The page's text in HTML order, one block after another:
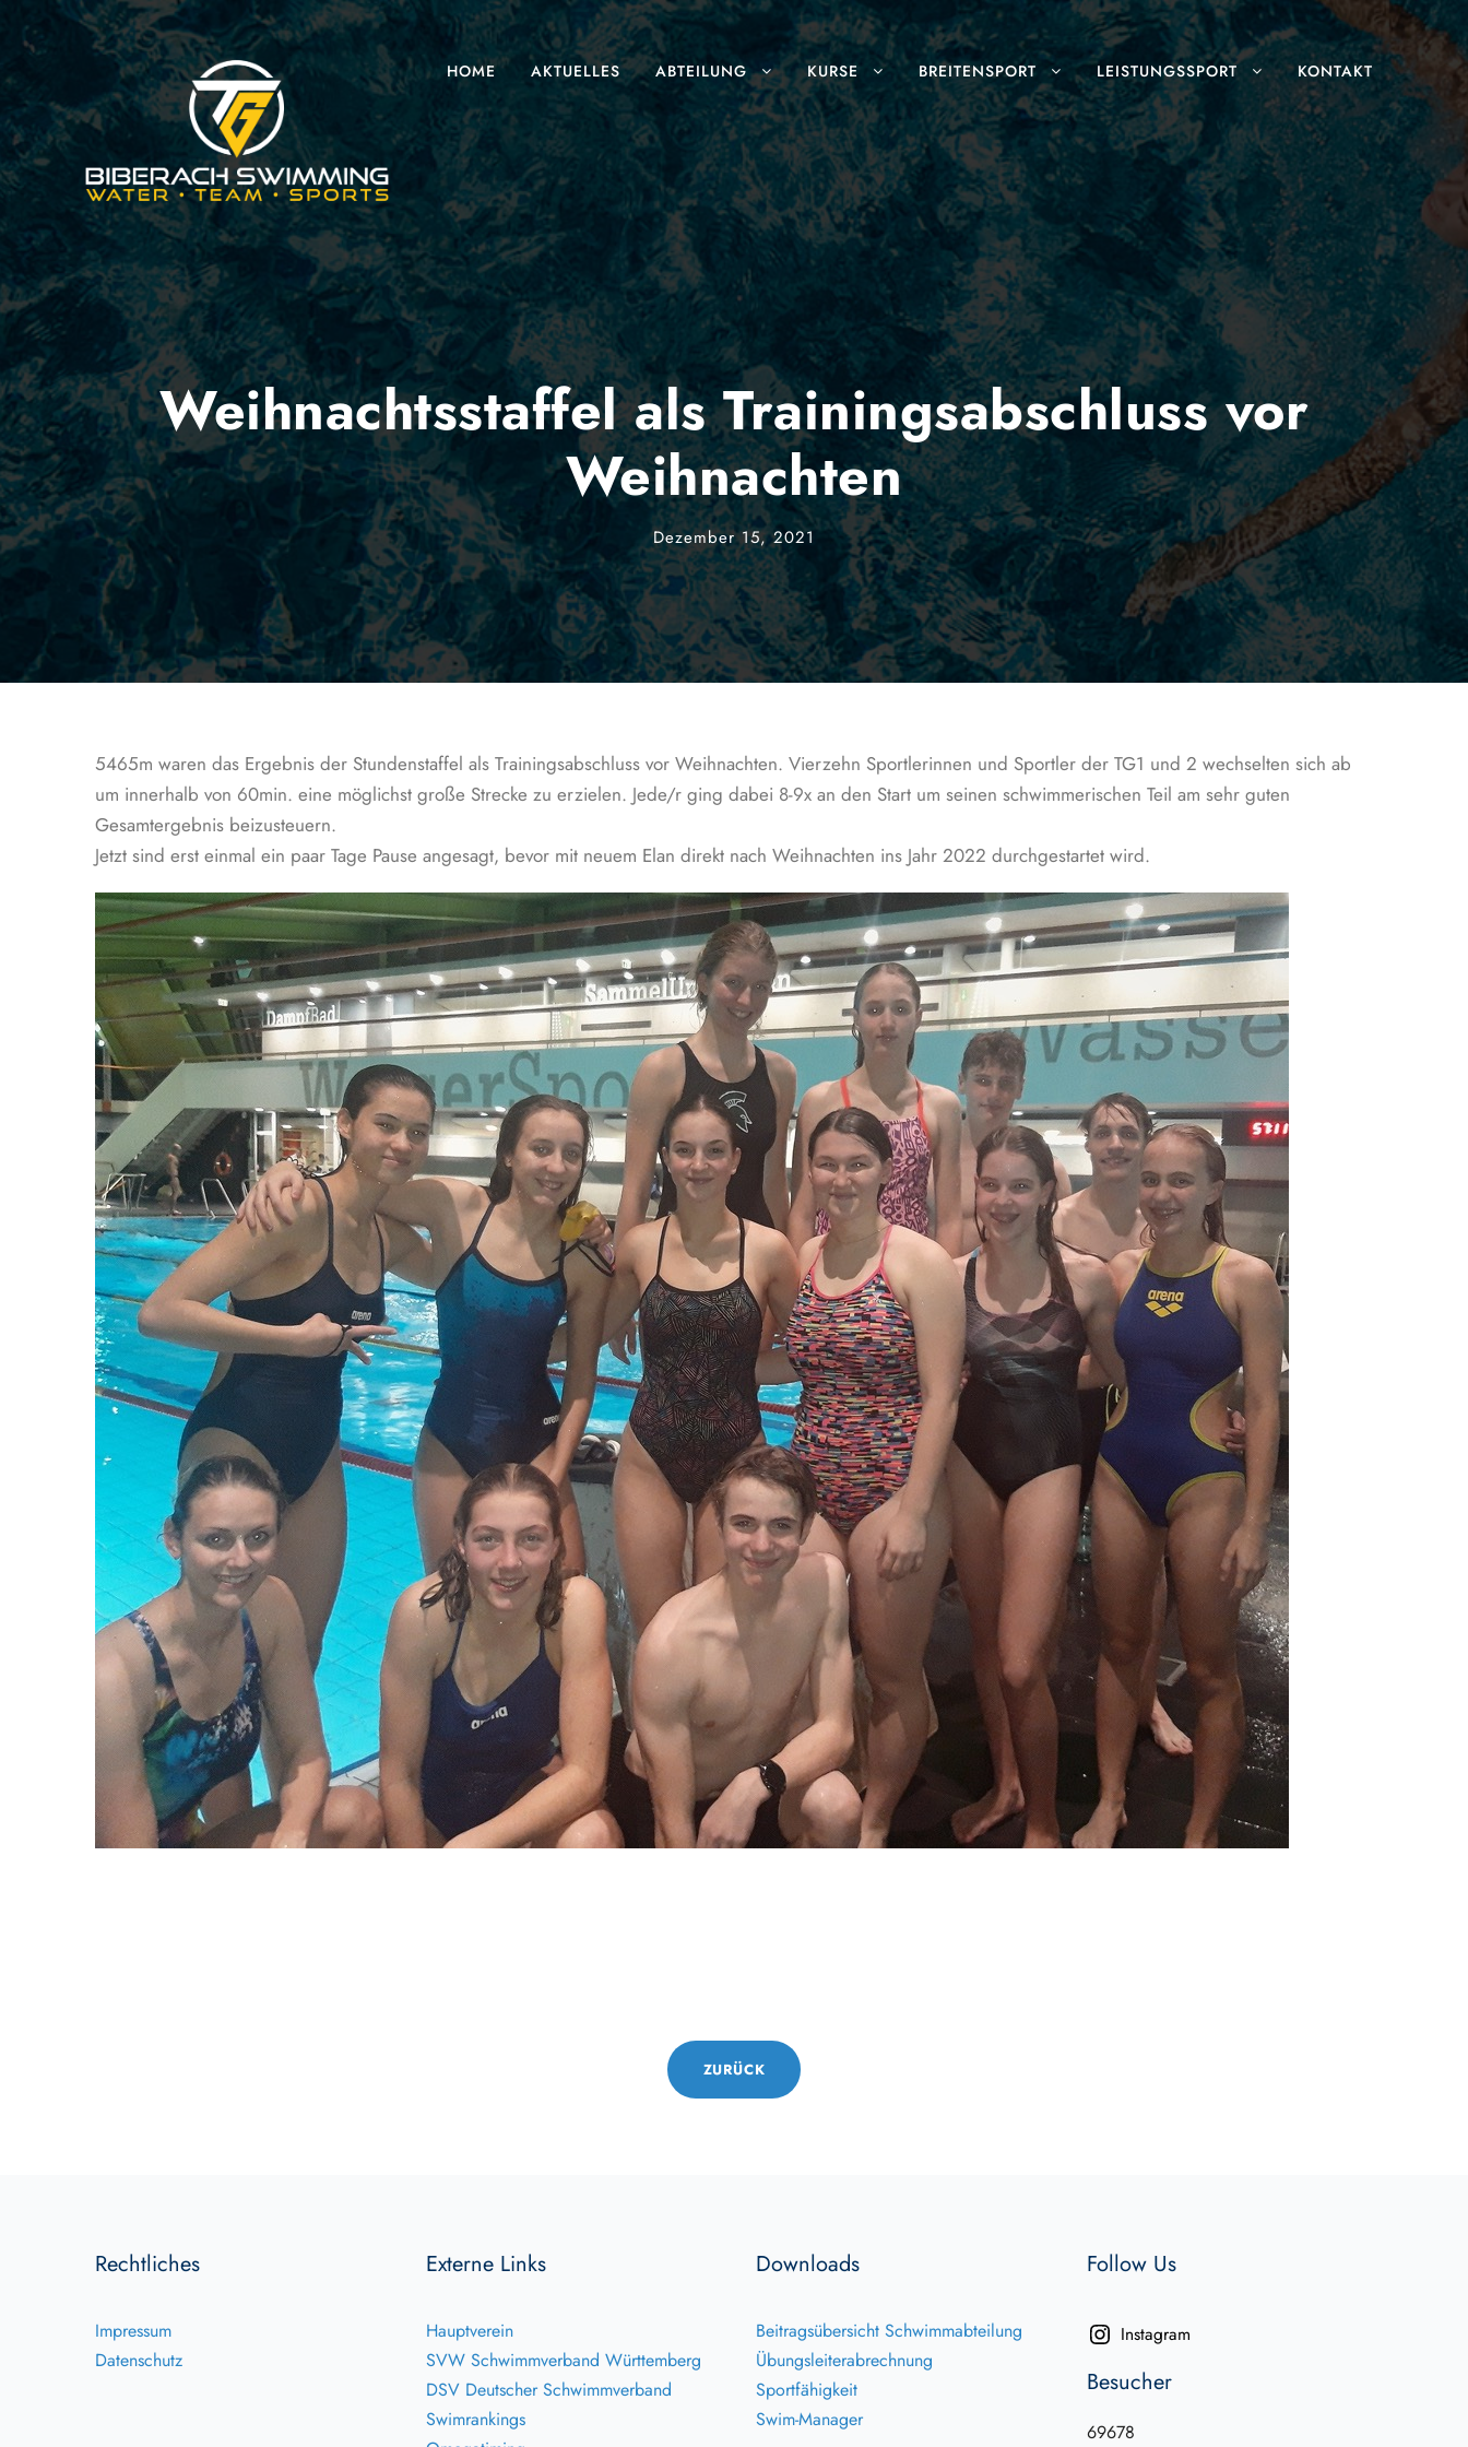
HOME AKTUELLES ABTEILUNG KURSE BREITENSPORT LEISTUNGSSPORT KONTAKT
Weihnachtsstaffel als Trainingsabschluss vor
Weihnachten
Dezember 15, 2021
5465m waren das Ergebnis der Stundenstaffel als Trainingsabschluss vor Weihnachten. Vierzehn Sportlerinnen und Sportler der TG1 und 2 wechselten sich ab
um innerhalb von 60min. eine möglichst große Strecke zu erzielen. Jede/r ging dabei 8-9x an den Start um seinen schwimmerischen Teil am sehr guten
Gesamtergebnis beizusteuern.
Jetzt sind erst einmal ein paar Tage Pause angesagt, bevor mit neuem Elan direkt nach Weihnachten ins Jahr 2022 durchgestartet wird.
ZURÜCK
Rechtliches
Impressum
Datenschutz
Externe Links
Hauptverein
SVW Schwimmverband Württemberg
DSV Deutscher Schwimmverband
Swimrankings
Downloads
Beitragsübersicht Schwimmabteilung
Übungsleiterabrechnung
Sportfähigkeit
Swim-Manager
Follow Us
Instagram
Besucher
69678